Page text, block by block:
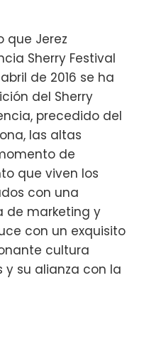
que Jerez
Sherry Festival
de 2016 se ha
del Sherry
precedido del
las altas
de
que viven los
con una
de marketing y
con un exquisito
cultura
y su alianza con la